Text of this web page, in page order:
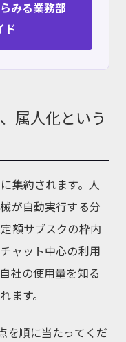
みる業務部
ド
属人化という
集約されます。人
が自動実行する分
額サブスクの枠内
ャット中心の利用
社の使用量を知る
ます。
を順に当たってくだ